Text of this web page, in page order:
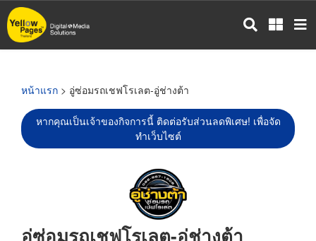
ข้าม
ไป
หน้าแรก > อู่ซ่อมรถเชฟโรเลต-อู่ช่างต้า
หากคุณเป็นเจ้าของกิจการนี้ ติดต่อรับส่วนลดพิเศษ! เพื่อจัด
ทำเว็บไซต์
อู่ซ่อมรถเชฟโรเลต-อู่ช่างต้า